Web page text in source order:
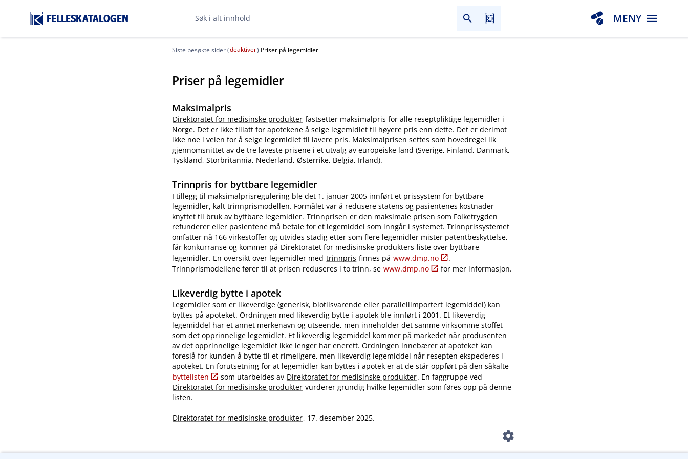
FELLESKATALOGEN MENY
Siste besøkte sider (deaktiver) Priser på legemidler
Priser på legemidler
Maksimalpris
Direktoratet for medisinske produkter fastsetter maksimalpris for alle reseptpliktige legemidler i
Norge. Det er ikke tillatt for apotekene å selge legemidlet til høyere pris enn dette. Det er derimot
ikke noe i veien for å selge legemidlet til lavere pris. Maksimalprisen settes som hovedregel lik
gjennomsnittet av de tre laveste prisene i et utvalg av europeiske land (Sverige, Finland, Danmark,
Tyskland, Storbritannia, Nederland, Østerrike, Belgia, Irland).
Trinnpris for byttbare legemidler
I tillegg til maksimalprisregulering ble det 1. januar 2005 innført et prissystem for byttbare
legemidler, kalt trinnprismodellen. Formålet var å redusere statens og pasientenes kostnader
knyttet til bruk av byttbare legemidler. Trinnprisen er den maksimale prisen som Folketrygden
refunderer eller pasientene må betale for et legemiddel som inngår i systemet. Trinnprissystemet
omfatter nå 166 virkestoffer og utvides stadig etter som flere legemidler mister patentbeskyttelse,
får konkurranse og kommer på Direktoratet for medisinske produkters liste over byttbare
legemidler. En oversikt over legemidler med trinnpris finnes på www.dmp.no
.
Trinnprismodellene fører til at prisen reduseres i to trinn, se www.dmp.no for mer informasjon.
Likeverdig bytte i apotek
Legemidler som er likeverdige (generisk, biotilsvarende eller parallellimportert legemiddel) kan
byttes på apoteket. Ordningen med likeverdig bytte i apotek ble innført i 2001. Et likeverdig
legemiddel har et annet merkenavn og utseende, men inneholder det samme virksomme stoffet
som det opprinnelige legemidlet. Et likeverdig legemiddel kommer på markedet når produsenten
av det opprinnelige legemidlet ikke lenger har enerett. Ordningen innebærer at apoteket kan
foreslå for kunden å bytte til et rimeligere, men likeverdig legemiddel når resepten ekspederes i
apoteket. En forutsetning for at legemidler kan byttes i apotek er at de står oppført på den såkalte
byttelisten
som utarbeides av Direktoratet for medisinske produkter. En faggruppe ved
Direktoratet for medisinske produkter vurderer grundig hvilke legemidler som føres opp på denne
listen.
Direktoratet for medisinske produkter, 17. desember 2025.